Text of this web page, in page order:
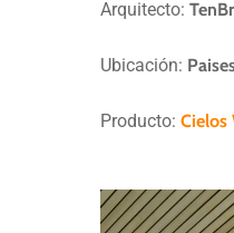
Arquitecto:
Ubicación:
Producto:Cielos